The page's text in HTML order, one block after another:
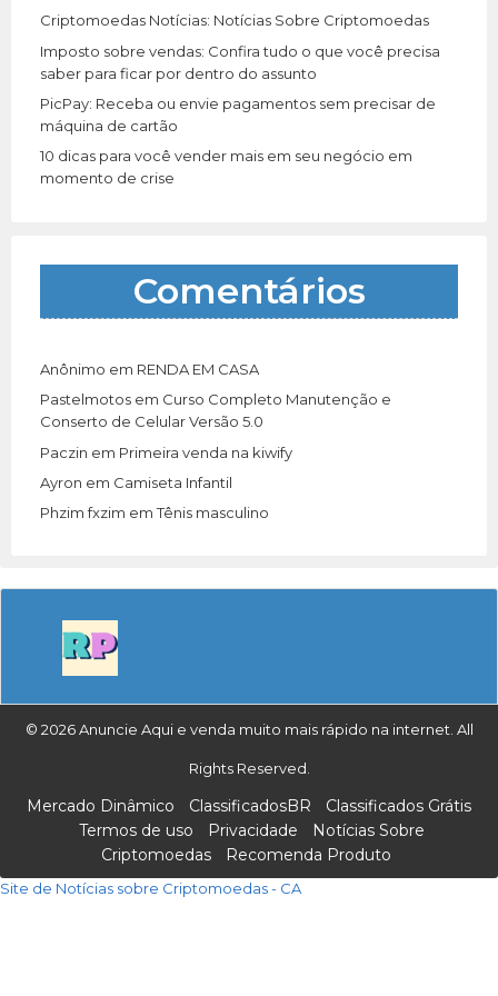
Criptomoedas Notícias: Notícias Sobre Criptomoedas
Imposto sobre vendas: Confira tudo o que você precisa
saber para ficar por dentro do assunto
PicPay: Receba ou envie pagamentos sem precisar de
máquina de cartão
10 dicas para você vender mais em seu negócio em
momento de crise
Comentários
Anônimo em RENDA EM CASA
Pastelmotos em Curso Completo Manutenção e
Conserto de Celular Versão 5.0
Paczin em Primeira venda na kiwify
Ayron em Camiseta Infantil
Phzim fxzim emTênis masculino
© 2026 Anuncie Aqui e venda muito mais rápido na internet. All
Rights Reserved.
Mercado Dinâmico ClassificadosBR
Classificados Grátis
Termos de uso
Privacidade
Notícias Sobre
Criptomoedas
Recomenda Produto
Site de Notícias sobre Criptomoedas - CA